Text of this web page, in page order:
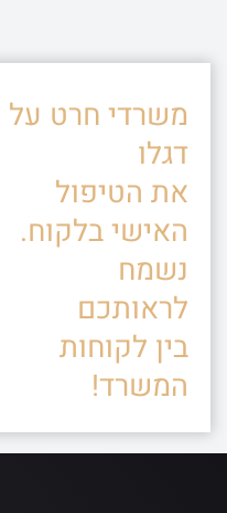
משרדי חרט על
דגלו
את הטיפול
האישי בלקוח.
נשמח
לראותכם
בין לקוחות
המשרד!